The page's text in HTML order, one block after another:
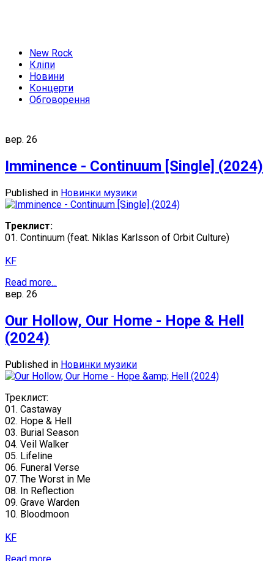
New Rock
Кліпи
Новини
Концерти
Обговорення
вер. 26
Imminence - Continuum [Single] (2024)
Published in Новинки музики
Треклист:
01. Continuum (feat. Niklas Karlsson of Orbit Culture)
KF
Read more...
вер. 26
Our Hollow, Our Home - Hope & Hell
(2024)
Published in Новинки музики
Треклист:
01. Castaway
02. Hope & Hell
03. Burial Season
04. Veil Walker
05. Lifeline
06. Funeral Verse
07. The Worst in Me
08. In Reflection
09. Grave Warden
10. Bloodmoon
KF
Read more...